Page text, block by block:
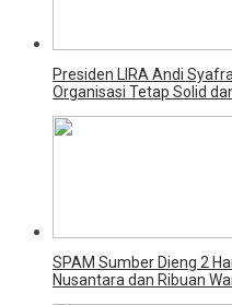
Presiden LIRA Andi
Organisasi Tetap Solid
SPAM Sumber Dieng 2
Nusantara dan Ribuan